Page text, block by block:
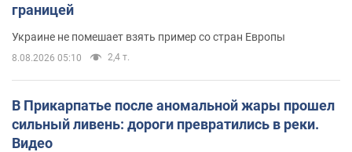
границей
Украине не помешает взять пример со стран Европы
8.08.2026 05:10 2,4 т.
В Прикарпатье после аномальной жары прошел
сильный ливень: дороги превратились в реки.
Видео